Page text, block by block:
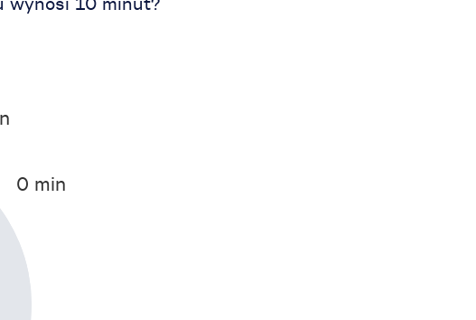
0 min